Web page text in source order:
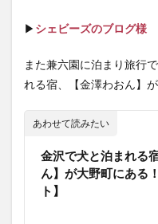
▶ シェビーズのブログ様
また兼六園に泊まり旅行
れる宿、【金澤わおん】が
あわせて読みたい
金沢で犬と泊まれる
ん】が大野町にある
ト】